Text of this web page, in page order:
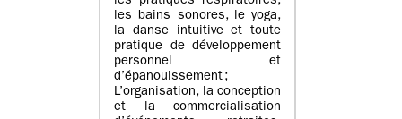
les bains sonores, le yoga,
la danse intuitive et toute
pratique de développement
personnel et
d’épanouissement ;
L’organisation, la conception
et la commercialisation